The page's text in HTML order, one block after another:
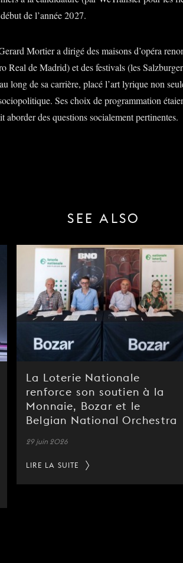
de l’année 2027.
Mortier a dirigé des maisons d’opéra
Real de Madrid) et des festivals (les
long de sa carrière, placé l’art lyrique non
Ses choix de programmation
aborder des questions socialement pertinentes.
SEE ALSO
La Loterie Nationale
renforce son soutien à la
Monnaie, Bozar et le
Belgian National Orchestra
29 juin 2026
LIRE LA SUITE